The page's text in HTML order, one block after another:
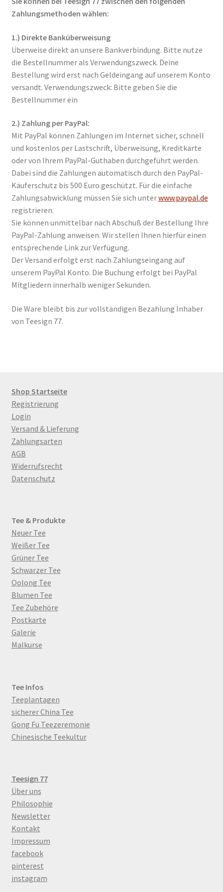
Schwarz
Grün
Oolong
Blumen
Zubehör
Geschenk
Postkarte
Galerie
Malkurse
Konto Login
Zahlungsmethoden wählen:
1.) Direkte Banküberweisung
Überweise direkt an unsere Bankverbindung. Bitte nutze
die Bestellnummer als Verwendungszweck. Deine
Bestellung wird erst nach Geldeingang auf unserem Konto
versandt. Verwendungszweck: Bitte geben Sie die
Bestellnummer ein
2.) Zahlung per PayPal:
Mit PayPal können Zahlungen im Internet sicher, schnell
und kostenlos per Lastschrift, Überweisung, Kreditkarte
oder von Ihrem PayPal-Guthaben durchgeführt werden.
Dabei sind die Zahlungen automatisch durch den PayPal-
Käuferschutz bis 500 Euro geschützt. Für die einfache
Zahlungsabwicklung müssen Sie sich unterwww.paypal.de
registrieren.
Sie können unmittelbar nach Abschuß der Bestellung Ihre
PayPal-Zahlung anweisen. Wir stellen Ihnen hierfür einen
entsprechende Link zur Verfügung.
Der Versand erfolgt erst nach Zahlungseingang auf
unserem PayPal Konto. Die Buchung erfolgt bei PayPal
Mitgliedern innerhalb weniger Sekunden.
Die Ware bleibt bis zur vollständigen Bezahlung Inhaber
von Teesign 77.
Shop Startseite
Registrierung
Login
Versand & Lieferung
Zahlungsarten
AGB
Widerrufsrecht
Datenschutz
Tee & Produkte
Neuer Tee
Weißer Tee
Grüner Tee
Schwarzer Tee
Oolong Tee
Blumen Tee
Tee Zubehöre
Postkarte
Galerie
Malkurse
Tee Infos
Teeplantagen
sicherer China Tee
Gong Fu Teezeremonie
Chinesische Teekultur
Teesign 77
Über uns
Philosophie
Newsletter
Kontakt
Impressum
facebook
pinterest
instagram